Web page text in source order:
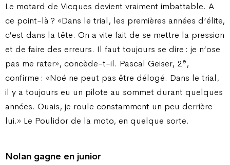
Le motard de Vicques devient vraiment imbattable. A
ce point-là ? «Dans le trial, les premières années d’élite,
c’est dans la tête. On a vite fait de se mettre la pression
et de faire des erreurs. Il faut toujours se dire : je n’ose
pas me rater», concède-t-il. Pascal Geiser, 2e,
confirme : «Noé ne peut pas être délogé. Dans le trial,
il y a toujours eu un pilote au sommet durant quelques
années. Ouais, je roule constamment un peu derrière
lui.» Le Poulidor de la moto, en quelque sorte.
Nolan gagne en junior